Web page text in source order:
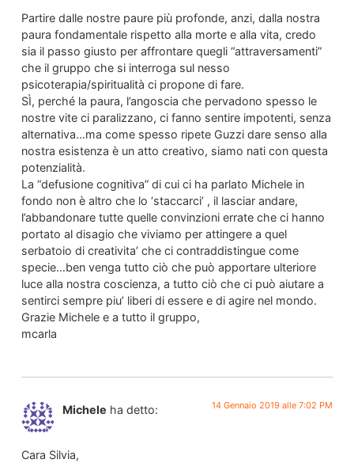
Partire dalle nostre paure più profonde, anzi, dalla nostra
paura fondamentale rispetto alla morte e alla vita, credo
sia il passo giusto per affrontare quegli “attraversamenti”
che il gruppo che si interroga sul nesso
psicoterapia/spiritualità ci propone di fare.
SÌ, perché la paura, l’angoscia che pervadono spesso le
nostre vite ci paralizzano, ci fanno sentire impotenti, senza
alternativa…ma come spesso ripete Guzzi dare senso alla
nostra esistenza è un atto creativo, siamo nati con questa
potenzialità.
La “defusione cognitiva” di cui ci ha parlato Michele in
fondo non è altro che lo ‘staccarci’ , il lasciar andare,
l’abbandonare tutte quelle convinzioni errate che ci hanno
portato al disagio che viviamo per attingere a quel
serbatoio di creativita’ che ci contraddistingue come
specie…ben venga tutto ciò che può apportare ulteriore
luce alla nostra coscienza, a tutto ciò che ci può aiutare a
sentirci sempre piu’ liberi di essere e di agire nel mondo.
Grazie Michele e a tutto il gruppo,
mcarla
Michele ha detto: 14 Gennaio 2019 alle 7:02 PM
Cara Silvia,